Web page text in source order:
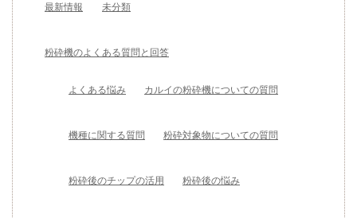
最新情報 未分類
粉砕機のよくある質問と回答
よくある悩み カルイの粉砕機についての質問
機種に関する質問 粉砕対象物についての質問
粉砕後のチップの活用 粉砕後の悩み